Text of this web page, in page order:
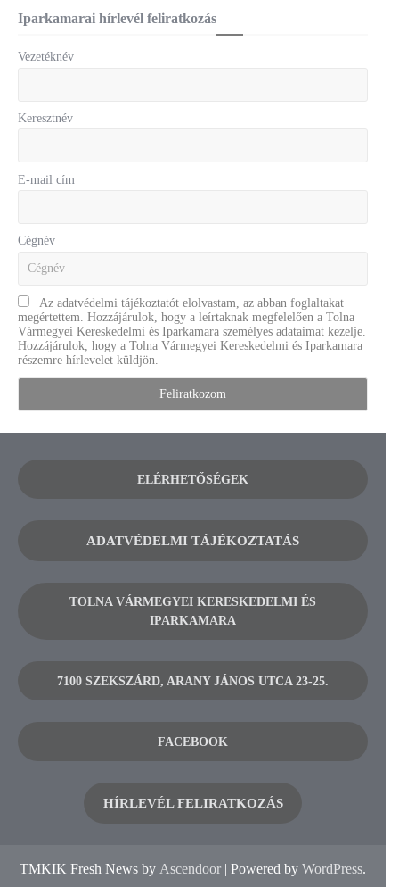
Iparkamarai hírlevél feliratkozás
Vezetéknév
Keresztnév
E-mail cím
Cégnév
Az adatvédelmi tájékoztatót elolvastam, az abban foglaltakat
megértettem. Hozzájárulok, hogy a leírtaknak megfelelően a Tolna
Vármegyei Kereskedelmi és Iparkamara személyes adataimat kezelje.
Hozzájárulok, hogy a Tolna Vármegyei Kereskedelmi és Iparkamara
részemre hírlevelet küldjön.
ELÉRHETŐSÉGEK
ADATVÉDELMI TÁJÉKOZTATÁS
TOLNA VÁRMEGYEI KERESKEDELMI ÉS
IPARKAMARA
7100 SZEKSZÁRD, ARANY JÁNOS UTCA 23-25.
FACEBOOK
HÍRLEVÉL FELIRATKOZÁS
TMKIK Fresh News by Ascendoor | Powered by WordPress.